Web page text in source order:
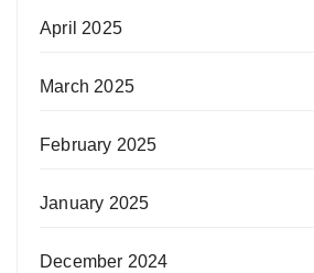
April 2025
March 2025
February 2025
January 2025
December 2024